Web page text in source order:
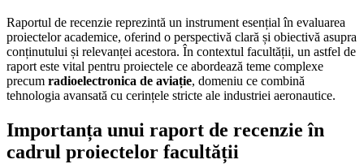
Raportul de recenzie reprezintă un instrument esențial în evaluarea
proiectelor academice, oferind o perspectivă clară și obiectivă asupra
conținutului și relevanței acestora. În contextul facultății, un astfel de
raport este vital pentru proiectele ce abordează teme complexe
precum radioelectronica de aviație, domeniu ce combină
tehnologia avansată cu cerințele stricte ale industriei aeronautice.
Importanța unui raport de recenzie în
cadrul proiectelor facultății